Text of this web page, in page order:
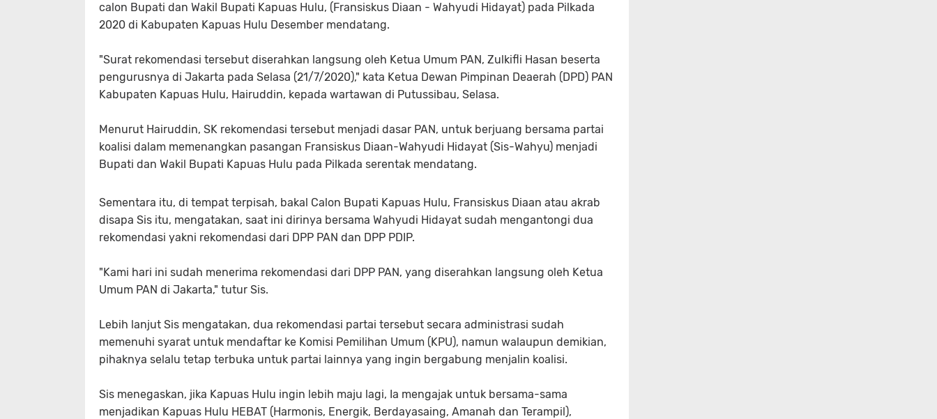
calon Bupati dan Wakil Bupati Kapuas Hulu, (Fransiskus Diaan - Wahyudi Hidayat) pada Pilkada
2020 di Kabupaten Kapuas Hulu Desember mendatang.
"Surat rekomendasi tersebut diserahkan langsung oleh Ketua Umum PAN, Zulkifli Hasan beserta
pengurusnya di Jakarta pada Selasa (21/7/2020)," kata Ketua Dewan Pimpinan Deaerah (DPD) PAN
Kabupaten Kapuas Hulu, Hairuddin, kepada wartawan di Putussibau, Selasa.
Menurut Hairuddin, SK rekomendasi tersebut menjadi dasar PAN, untuk berjuang bersama partai
koalisi dalam memenangkan pasangan Fransiskus Diaan-Wahyudi Hidayat (Sis-Wahyu) menjadi
Bupati dan Wakil Bupati Kapuas Hulu pada Pilkada serentak mendatang.
Sementara itu, di tempat terpisah, bakal Calon Bupati Kapuas Hulu, Fransiskus Diaan atau akrab
disapa Sis itu, mengatakan, saat ini dirinya bersama Wahyudi Hidayat sudah mengantongi dua
rekomendasi yakni rekomendasi dari DPP PAN dan DPP PDIP.
"Kami hari ini sudah menerima rekomendasi dari DPP PAN, yang diserahkan langsung oleh Ketua
Umum PAN di Jakarta," tutur Sis.
Lebih lanjut Sis mengatakan, dua rekomendasi partai tersebut secara administrasi sudah
memenuhi syarat untuk mendaftar ke Komisi Pemilihan Umum (KPU), namun walaupun demikian,
pihaknya selalu tetap terbuka untuk partai lainnya yang ingin bergabung menjalin koalisi.
Sis menegaskan, jika Kapuas Hulu ingin lebih maju lagi, Ia mengajak untuk bersama-sama
menjadikan Kapuas Hulu HEBAT (Harmonis, Energik, Berdayasaing, Amanah dan Terampil),